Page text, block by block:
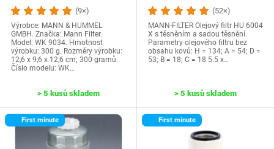
osobní automobily…
(9×)
Výrobce: MANN & HUMMEL
GMBH. Značka: Mann Filter.
Model: WK 9034. Hmotnost
výrobku: 300 g. Rozměry výrobku:
12,6 x 9,6 x 12,6 cm; 300 gramů.
Číslo modelu: WK…
> 5 kusů skladem
(52×)
MANN-FILTER Olejový filtr HU 6004
X s těsněním a sadou těsnění.
Parametry olejového filtru bez
obsahu kovů: H = 134; A = 54; D =
53; B = 18; C = 18 5.5 x…
> 5 kusů skladem
First minute First minute